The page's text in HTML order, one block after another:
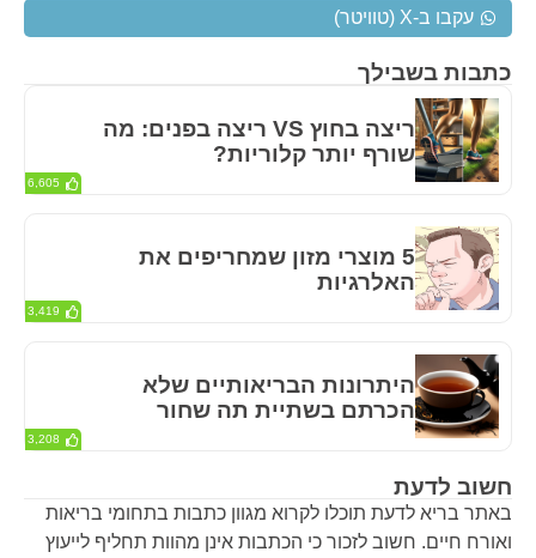
חשוב לדעת
באתר בריא לדעת תוכלו לקרוא מגוון כתבות בתחומי בריאות
ואורח חיים. חשוב לזכור כי הכתבות אינן מהוות תחליף לייעוץ
כתבות בשבילך
ריצה בחוץ VS ריצה בפנים: מה
שורף יותר קלוריות?
6,605
5 מוצרי מזון שמחריפים את
האלרגיות
3,419
היתרונות הבריאותיים שלא
הכרתם בשתיית תה שחור
3,208
עקבו ב-X (טוויטר)